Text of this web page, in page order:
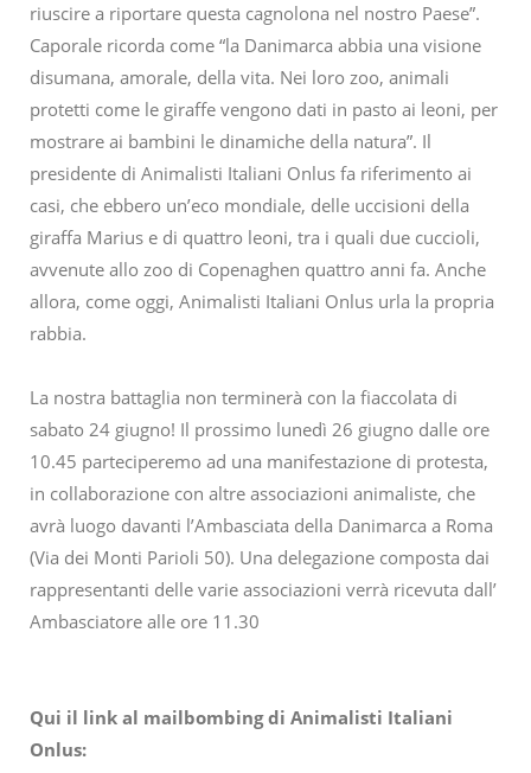
riuscire a riportare questa cagnolona nel nostro Paese”.
Caporale ricorda come “la Danimarca abbia una visione
disumana, amorale, della vita. Nei loro zoo, animali
protetti come le giraffe vengono dati in pasto ai leoni, per
mostrare ai bambini le dinamiche della natura”. Il
presidente di Animalisti Italiani Onlus fa riferimento ai
casi, che ebbero un’eco mondiale, delle uccisioni della
giraffa Marius e di quattro leoni, tra i quali due cuccioli,
avvenute allo zoo di Copenaghen quattro anni fa. Anche
allora, come oggi, Animalisti Italiani Onlus urla la propria
rabbia.
La nostra battaglia non terminerà con la fiaccolata di
sabato 24 giugno! Il prossimo lunedì 26 giugno dalle ore
10.45 parteciperemo ad una manifestazione di protesta,
in collaborazione con altre associazioni animaliste, che
avrà luogo davanti l’Ambasciata della Danimarca a Roma
(Via dei Monti Parioli 50). Una delegazione composta dai
rappresentanti delle varie associazioni verrà ricevuta dall’
Ambasciatore alle ore 11.30
Qui il link al mailbombing di Animalisti Italiani
Onlus: